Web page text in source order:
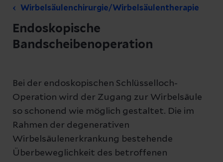
Wirbelsäulenchirurgie/Wirbelsäulentherapie
Endoskopische
Bandscheibenoperation
Bei der endoskopischen Schlüsselloch-
Operation wird der Zugang zur Wirbelsäule
so schonend wie möglich gestaltet. Die im
Rahmen der degenerativen
Wirbelsäulenerkrankung bestehende
Überbeweglichkeit des betroffenen